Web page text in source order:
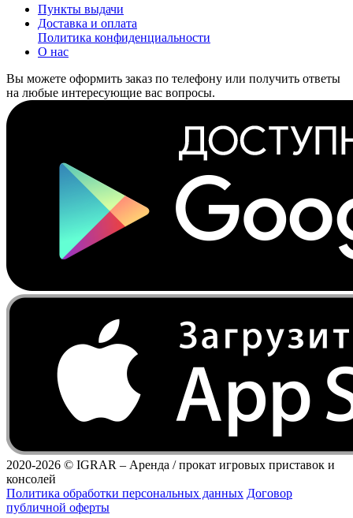
Пункты выдачи
Доставка и оплата
Политика конфиденциальности
О нас
Вы можете оформить заказ по телефону или получить ответы
на любые интересующие вас вопросы.
2020-2026 © IGRAR – Аренда / прокат игровых приставок и
консолей
Политика обработки персональных данных Договор
публичной оферты